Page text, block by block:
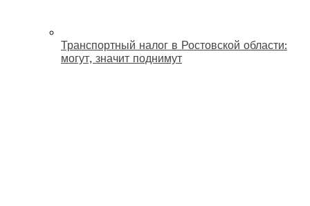
Транспортный налог в Ростовской области:
могут, значит поднимут